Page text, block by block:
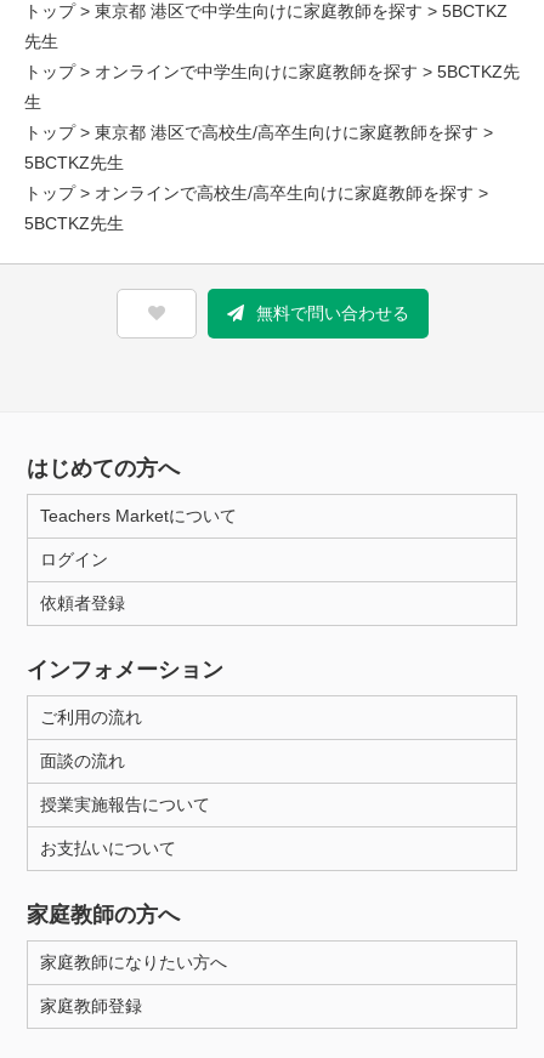
トップ> 東京都 港区で中学生向けに家庭教師を探す > 5BCTKZ
先生
トップ> オンラインで中学生向けに家庭教師を探す > 5BCTKZ先
生
トップ> 東京都 港区で高校生/高卒生向けに家庭教師を探す >
5BCTKZ先生
トップ> オンラインで高校生/高卒生向けに家庭教師を探す >
5BCTKZ先生
無料で問い合わせる
はじめての方へ
Teachers Marketについて
ログイン
依頼者登録
インフォメーション
ご利用の流れ
面談の流れ
授業実施報告について
お支払いについて
家庭教師の方へ
家庭教師になりたい方へ
家庭教師登録